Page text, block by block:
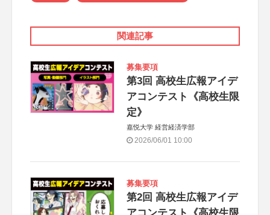
関連記事
募集要項
第3回 高校生広報アイデ
アコンテスト《高校生限
定》
嘉悦大学 経営経済学部
2026/06/01 10:00
募集要項
第2回 高校生広報アイデ